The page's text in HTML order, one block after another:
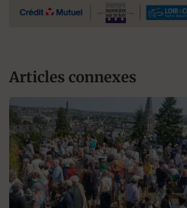
Articles connexes